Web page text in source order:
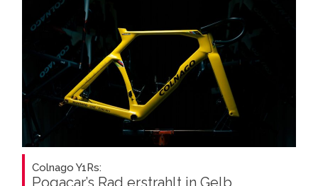
Colnago Y1Rs:
Pogacar’s Rad erstrahlt in Gelb